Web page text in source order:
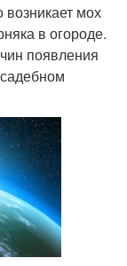
возникает мох
в огороде.
появления